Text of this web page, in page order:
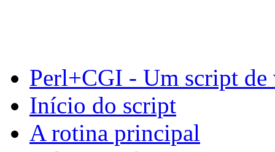
Perl+CGI - Um script de
Início do script
A rotina principal